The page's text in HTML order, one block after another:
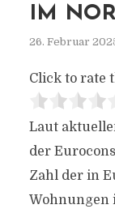
IM
26. Februar
Click to rate
Laut
der
Zahl der in
Wohnungen